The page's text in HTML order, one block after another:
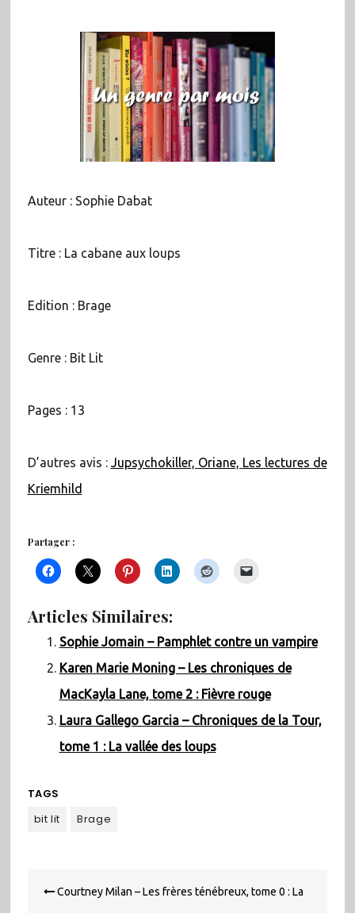
Auteur : Sophie Dabat
Titre : La cabane aux loups
Edition : Brage
Genre : Bit Lit
Pages : 13
D’autres avis : Jupsychokiller, Oriane, Les lectures de
Kriemhild
Partager :
Articles Similaires:
Sophie Jomain – Pamphlet contre un vampire
Karen Marie Moning – Les chroniques de
MacKayla Lane, tome 2 : Fièvre rouge
Laura Gallego Garcia – Chroniques de la Tour,
tome 1 : La vallée des loups
TAGS
bit lit
Brage
de Courtney Milan – Les frères ténébreux, tome 0 : La